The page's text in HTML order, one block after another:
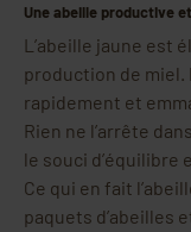
Une abeille productive
L’abeille jaune est
production de
rapidement et
Rien ne l’arrête
le souci d’équilibre
Ce qui en fait
paquets d’abeilles